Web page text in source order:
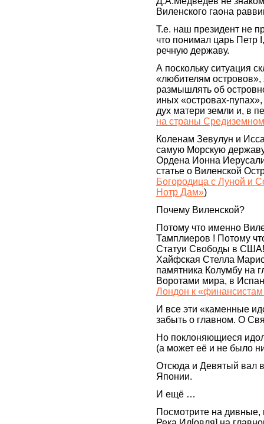
Виленского гаона
Т.е. наш президент не
что понимал царь
речную державу.
А поскольку ситуация
«любителям
размышлять об
иных «островах-
дух матери земли и, в
на страны
Коленам Зевулун и
самую Морскую
Ордена Ионна
статье о Виленской
Богородица с Луной и
Нотр Дам»)
Почему Виленской?
Потому что именно
Тамплиеров ! Потому
Статуи Свободы в США!
Хайфская Стелла
памятника Колумбу на
Воротами мира, в
Лондон к «финансистам
И все эти «каменные
забыть о главном. О
Но поклоняющиеся
(а может её и не было
Отсюда и Девятый вал
Японии.
И ещё …
Посмотрите на дивные,